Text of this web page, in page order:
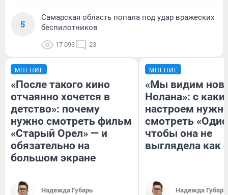
5
Самарская область попала под удар вражеских
беспилотников
17 093 23
МНЕНИЕ
«После такого кино
отчаянно хочется в
детство»: почему
нужно смотреть фильм
«Старый Орел» — и
обязательно на
большом экране
Надежда Губарь
МНЕНИЕ
«Мы видим
Нолана»: с
настроем
смотреть
чтобы она не
выглядела как
Надежда Губарь